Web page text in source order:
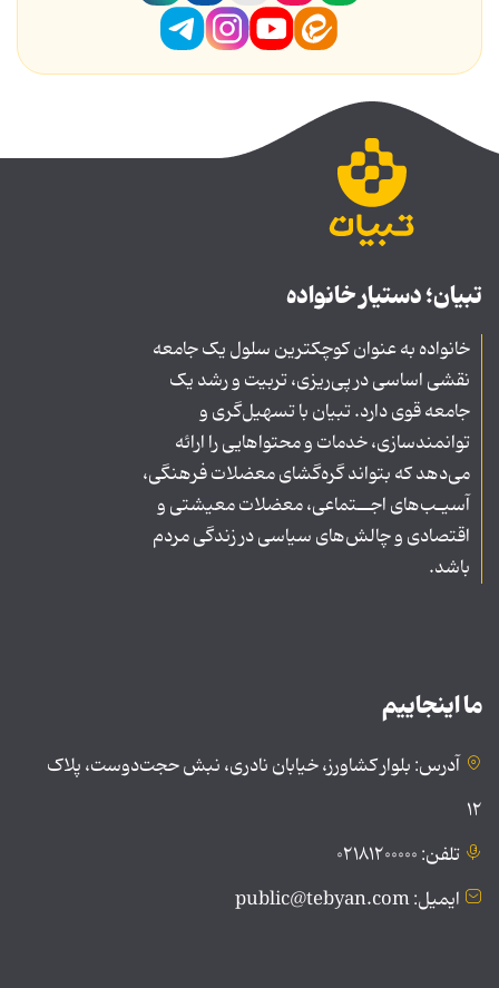
تبیان؛ دستیار خانواده
خانواده به عنوان کوچکترین سلول یک جامعه
نقشی اساسی در پی‌ریزی، تربیت و رشد یک
جامعه قوی دارد. تبیان با تسهیل‌گری و
توانمندسازی، خدمات و محتواهایی را ارائه
می‌دهد که بتواند گره‌گشای معضلات فرهنگی،
آسیـب‌های اجــتماعی، معضلات معیشتی و
اقتصادی و چالش‌های سیاسی در زندگی مردم
باشد.
ما اینجاییم
آدرس: بلوار کشاورز، خیابان نادری، نبش حجت‌دوست، پلاک
۱۲
تلفن: ۰۲۱۸۱۲۰۰۰۰۰
ایمیل: public@tebyan.com